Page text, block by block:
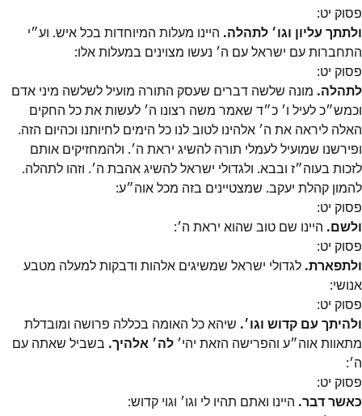
פסוק יט:
ולתתך עליון וגו׳ לתהלה. היינו מעלות המיוחדות בכל איש. וע״י
התחברות עם ישראל עם ה׳ נעשו מצוינים במעלות אלו:
פסוק יט:
לתהלה. מונה שלשה דברים שעסק התורה מועיל לשלשה מיני אדם
וכמש״כ לעיל ו׳ כ״ד שאמר משה רצונו ה׳ לעשות את כל החקים
האלה ליראה את ה׳ אלהינו לטוב לנו כל הימים לחיותנו וכהיום הזה.
ופירשנו שמועיל לעמלי תורה להשיג יראת ה׳. ולהמחזיקים אותם
לזכות בעוה״ז ובבא. ולגדולי ישראל להשיג אהבת ה׳. וזהו לתהלה.
להמון קהלת יעקב. שמצטיינים בזה מכל אוה״ע:
פסוק יט:
ולשם. היינו שם טוב שהוא יראת ה׳:
פסוק יט:
ולתפארת. לגדולי ישראל שמשיגים אלהות ודבקות למעלה מטבע
אנושי:
פסוק יט:
ולהיתך עם קדוש וגו׳. שיהא כל האומה בכללה פרושה ומובדלת
מתאוות אוה״ע והפרישה הזאת יהי׳ לה׳ אלהיך. בשביל שאתה עם
ה׳:
פסוק יט:
כאשר דבר. היינו ואתם תהיו לי וגו׳ וגוי קדוש: